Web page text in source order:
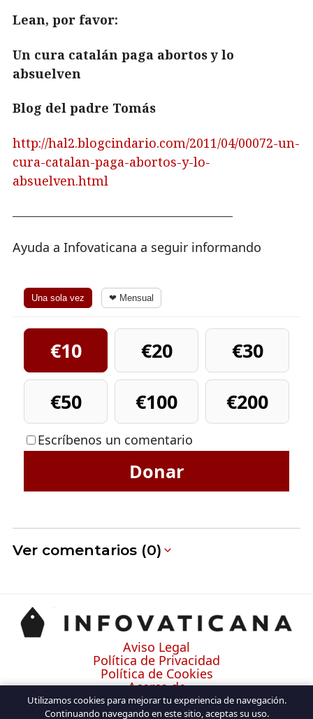
Lean, por favor:
Un cura catalán paga abortos y lo
absuelven
Blog del padre Tomás
http://hal2.blogcindario.com/2011/04/00072-un-
cura-catalan-paga-abortos-y-lo-
absuelven.html
—————————————————–
Ayuda a Infovaticana a seguir informando
Una sola vez ❤ Mensual
€10 €20
€30
€50
€100 €200
Escríbenos un comentario
Donar
Ver comentarios (0)
Aviso Legal
Política de Privacidad
Política de Cookies
Acerca de
Contacto
Utilizamos cookies para mejorar tu experiencia de navegación.
Continuando navegando en este sitio, aceptas su uso.